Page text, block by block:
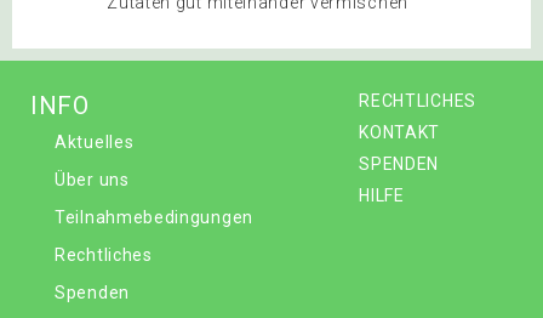
RECHTLICHES
KONTAKT
SPENDEN
HILFE
INFO
Aktuelles
Über uns
Teilnahmebedingungen
Rechtliches
Spenden